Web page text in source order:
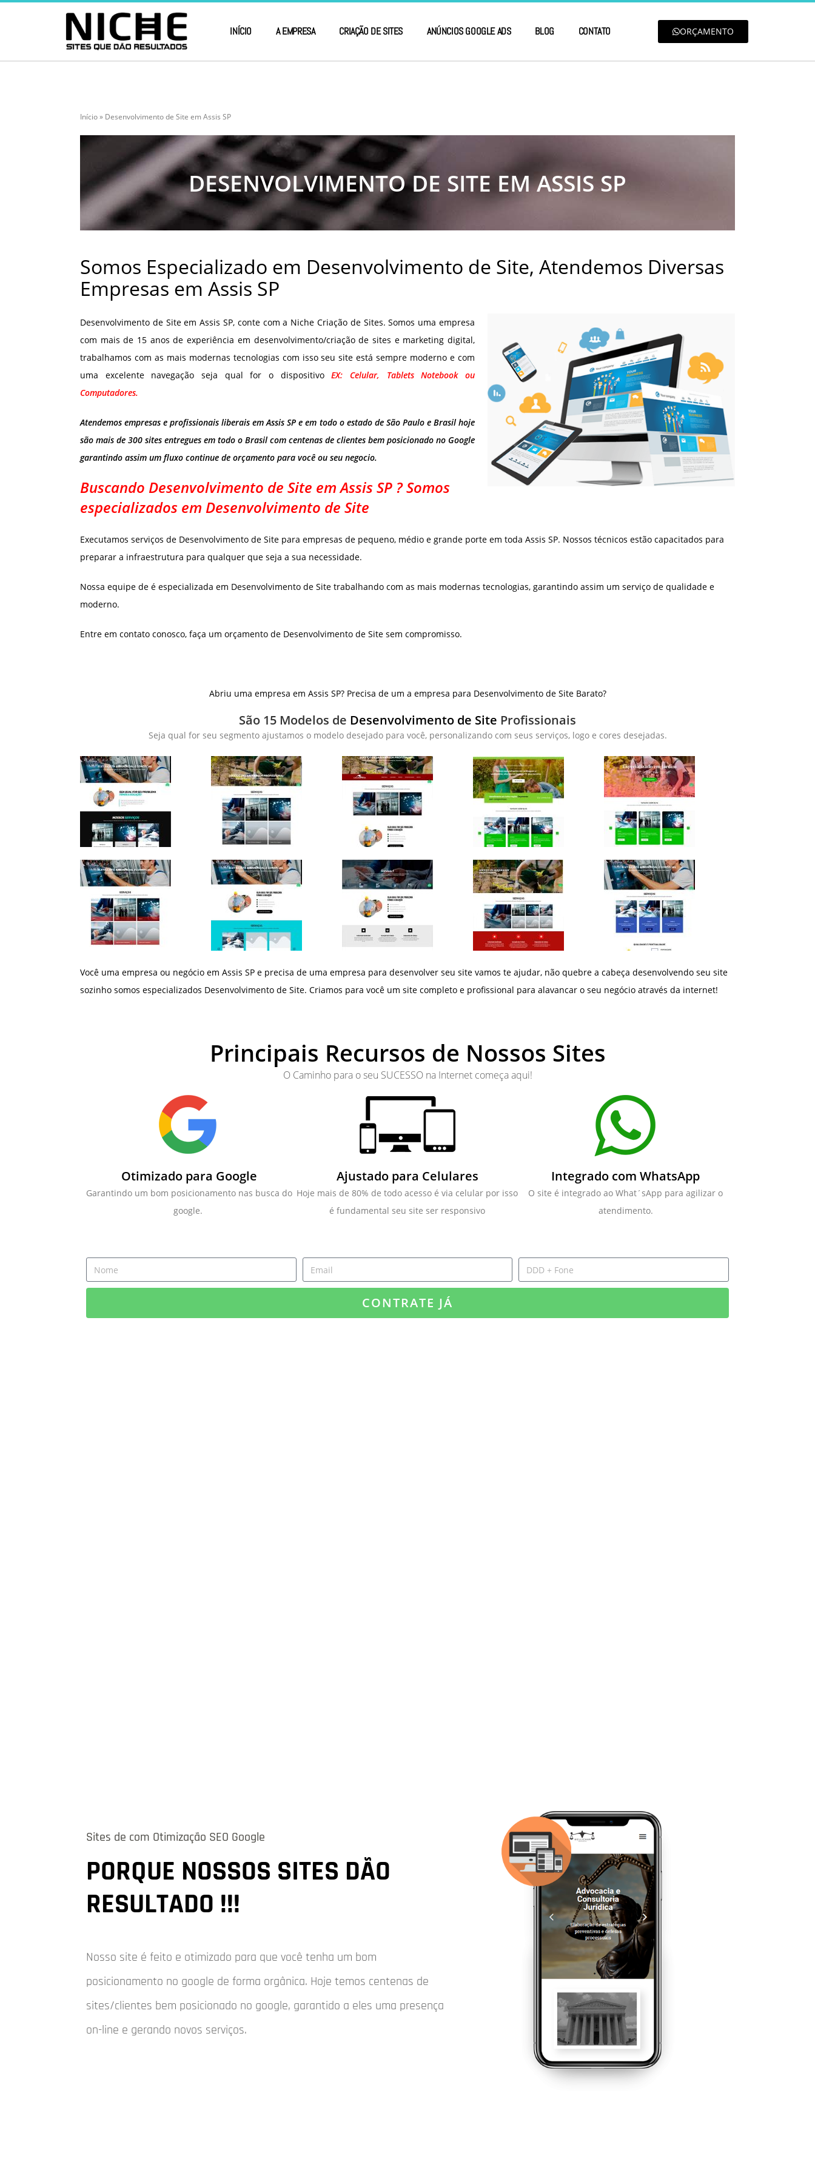
INÍCIO A EMPRESA CRIAÇÃO DE SITES ANÚNCIOS GOOGLE ADS BLOG CONTATO ORÇAMENTO
Início» Desenvolvimento de Site em Assis SP
DESENVOLVIMENTO DE SITE EM ASSIS SP
Somos Especializado em Desenvolvimento de Site, Atendemos Diversas
Empresas em Assis SP
Desenvolvimento de Site em Assis SP, conte com a Niche Criação de Sites. Somos uma empresa
com mais de 15 anos de experiência em desenvolvimento/criação de sites e marketing digital,
trabalhamos com as mais modernas tecnologias com isso seu site está sempre moderno e com
uma excelente navegação seja qual for o dispositivoEX: Celular, Tablets Notebook ou
Computadores.
Atendemos empresas e profissionais liberais em Assis SP e em todo o estado de São Paulo e Brasil hoje
são mais de 300 sites entregues em todo o Brasil com centenas de clientes bem posicionado no Google
garantindo assim um fluxo continue de orçamento para você ou seu negocio.
Buscando Desenvolvimento de Site em Assis SP ? Somos
especializados em Desenvolvimento de Site
Executamos serviços de Desenvolvimento de Site para empresas de pequeno, médio e grande porte em toda Assis SP. Nossos técnicos estão capacitados para
preparar a infraestrutura para qualquer que seja a sua necessidade.
Nossa equipe de é especializada em Desenvolvimento de Site trabalhando com as mais modernas tecnologias, garantindo assim um serviço de qualidade e
moderno.
Entre em contato conosco, faça um orçamento de Desenvolvimento de Site sem compromisso.
Abriu uma empresa em Assis SP? Precisa de um a empresa para Desenvolvimento de Site Barato?
São 15 Modelos de Desenvolvimento de Site Profissionais
Seja qual for seu segmento ajustamos o modelo desejado para você, personalizando com seus serviços, logo e cores desejadas.
Você uma empresa ou negócio em Assis SP e precisa de uma empresa para desenvolver seu site vamos te ajudar, não quebre a cabeça desenvolvendo seu site
sozinho somos especializados Desenvolvimento de Site. Criamos para você um site completo e profissional para alavancar o seu negócio através da internet!
Principais Recursos de Nossos Sites
O Caminho para o seu SUCESSO na Internet começa aqui!
Otimizado para Google
Garantindo um bom posicionamento nas busca do
google.
Ajustado para Celulares
Hoje mais de 80% de todo acesso é via celular por isso
é fundamental seu site ser responsivo
Integrado com WhatsApp
O site é integrado ao What´sApp para agilizar o
atendimento.
CONTRATE JÁ
Sites de com Otimização SEO Google
PORQUE NOSSOS SITES DÃO
RESULTADO !!!
Nosso site é feito e otimizado para que você tenha um bom
posicionamento no google de forma orgânica. Hoje temos centenas de
sites/clientes bem posicionado no google, garantido a eles uma presença
on-line e gerando novos serviços.